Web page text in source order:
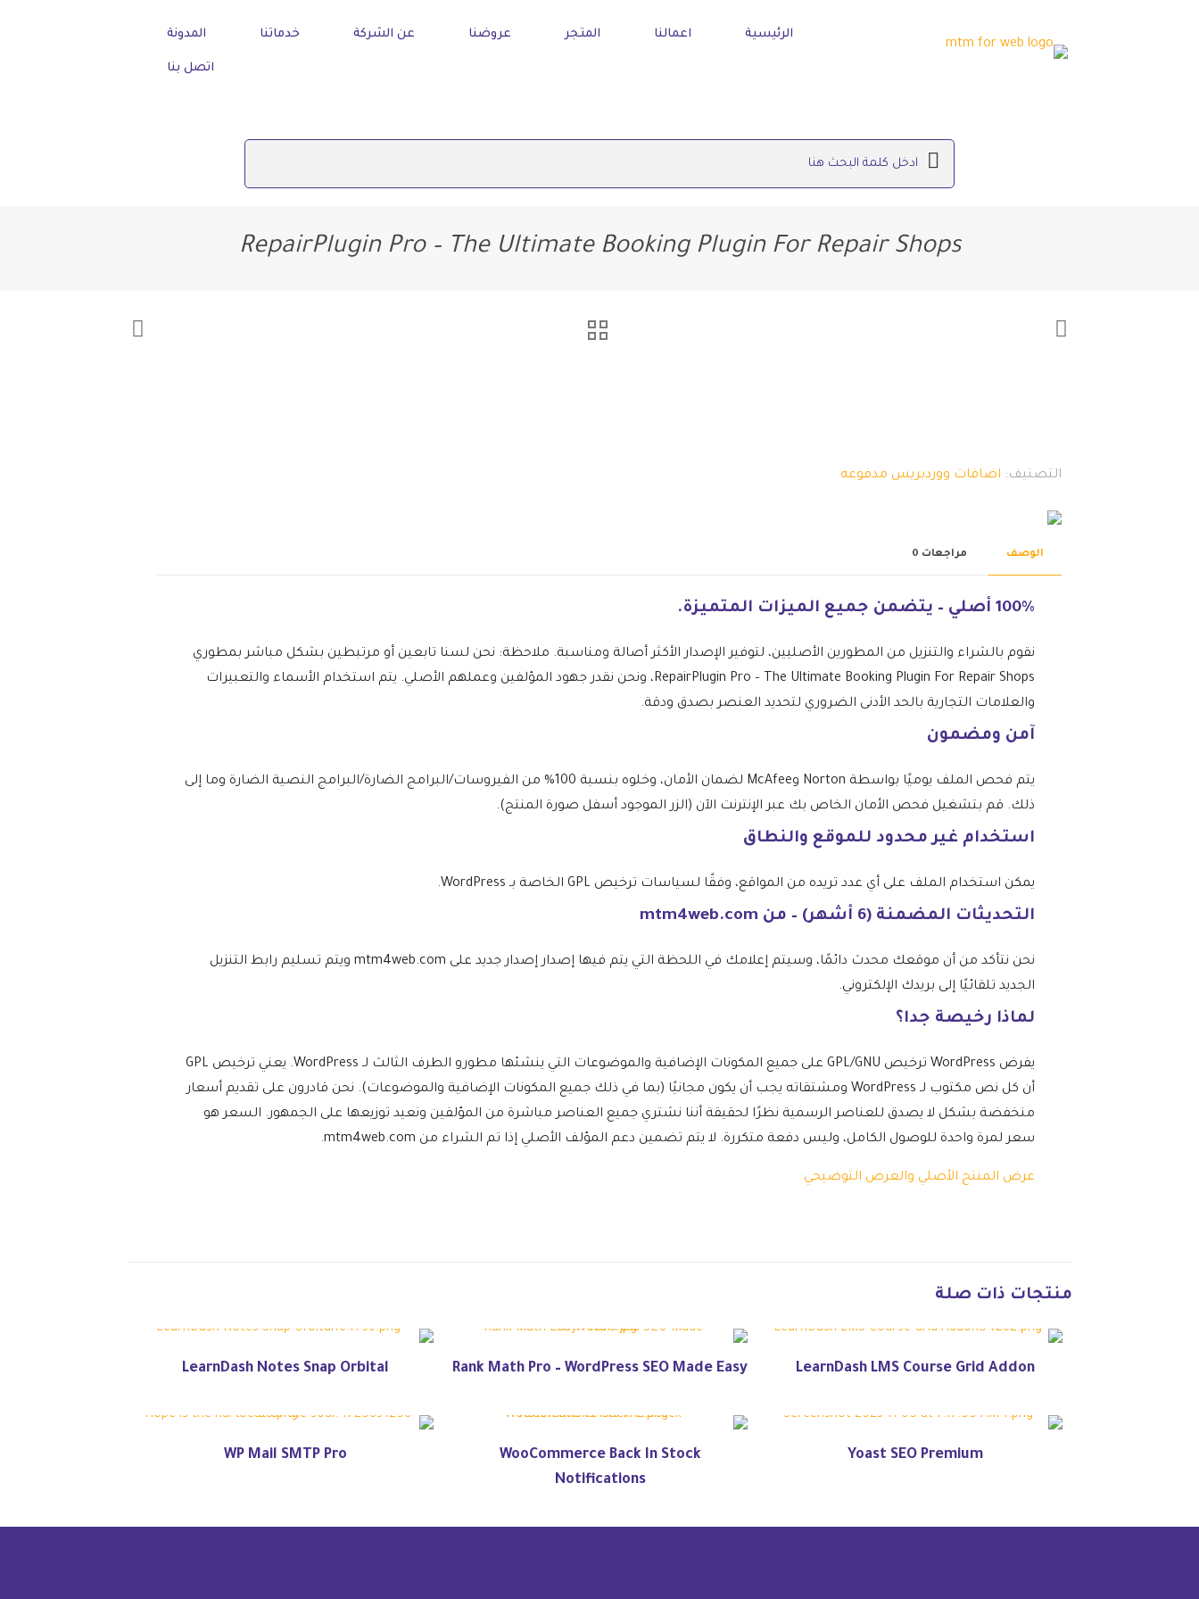
الرئيسية اعمالنا المتجر عروضنا عن الشركة خدماتنا المدونة
اتصل بنا
RepairPlugin Pro – The Ultimate Booking Plugin For Repair Shops
التصنيف: اضافات ووردبريس مدفوعه
الوصف مراجعات 0
100% أصلي – يتضمن جميع الميزات المتميزة.
نقوم بالشراء والتنزيل من المطورين الأصليين، لتوفير الإصدار الأكثر أصالة ومناسبة. ملاحظة: نحن لسنا تابعين أو مرتبطين بشكل مباشر بمطوري
RepairPlugin Pro – The Ultimate Booking Plugin For Repair Shops، ونحن نقدر جهود المؤلفين وعملهم الأصلي. يتم استخدام الأسماء والتعبيرات
والعلامات التجارية بالحد الأدنى الضروري لتحديد العنصر بصدق ودقة.
آمن ومضمون
يتم فحص الملف يوميًا بواسطة Norton وMcAfee لضمان الأمان، وخلوه بنسبة 100% من الفيروسات/البرامج الضارة/البرامج النصية الضارة وما إلى
ذلك. قم بتشغيل فحص الأمان الخاص بك عبر الإنترنت الآن (الزر الموجود أسفل صورة المنتج).
استخدام غير محدود للموقع والنطاق
يمكن استخدام الملف على أي عدد تريده من المواقع، وفقًا لسياسات ترخيص GPL الخاصة بـ WordPress.
التحديثات المضمنة (6 أشهر) – من mtm4web.com
نحن نتأكد من أن موقعك محدث دائمًا، وسيتم إعلامك في اللحظة التي يتم فيها إصدار إصدار جديد على mtm4web.com ويتم تسليم رابط التنزيل
الجديد تلقائيًا إلى بريدك الإلكتروني.
لماذا رخيصة جدا؟
يفرض WordPress ترخيص GPL/GNU على جميع المكونات الإضافية والموضوعات التي ينشئها مطورو الطرف الثالث لـ WordPress. يعني ترخيص GPL
أن كل نص مكتوب لـ WordPress ومشتقاته يجب أن يكون مجانيًا (بما في ذلك جميع المكونات الإضافية والموضوعات). نحن قادرون على تقديم أسعار
منخفضة بشكل لا يصدق للعناصر الرسمية نظرًا لحقيقة أننا نشتري جميع العناصر مباشرة من المؤلفين ونعيد توزيعها على الجمهور. السعر هو
سعر لمرة واحدة للوصول الكامل، وليس دفعة متكررة. لا يتم تضمين دعم المؤلف الأصلي إذا تم الشراء من mtm4web.com.
عرض المنتج الأصلي والعرض التوضيحي
منتجات ذات صلة
LearnDash LMS Course Grid Addon
Rank Math Pro – WordPress SEO Made Easy
LearnDash Notes Snap Orbital
Yoast SEO Premium
WooCommerce Back In Stock
Notifications
WP Mail SMTP Pro